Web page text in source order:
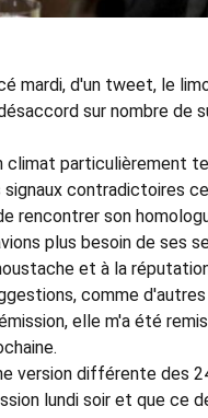
mardi, d'un tweet, le
sur nombre de
climat particulièrement
contradictoires
son
plus besoin de ses
et à la
comme
elle m'a été
version différente des
lundi soir et que ce